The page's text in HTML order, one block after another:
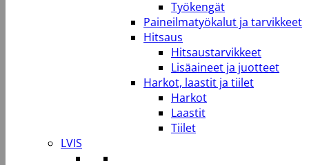
Työkengät
Paineilmatyökalut ja tarvikkeet
Hitsaus
Hitsaustarvikkeet
Lisäaineet ja juotteet
Harkot, laastit ja tiilet
Harkot
Laastit
Tiilet
LVIS